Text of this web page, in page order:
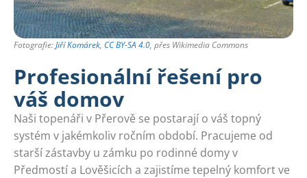
Fotografie:Jiří Komárek, CC BY-SA 4.0, přes Wikimedia Commons
Profesionální řešení pro
váš domov
Naši topenáři v Přerově se postarají o váš topný
systém v jakémkoliv ročním období. Pracujeme od
starší zástavby u zámku po rodinné domy v
Předmostí a Lověšicích a zajistíme tepelný komfort ve